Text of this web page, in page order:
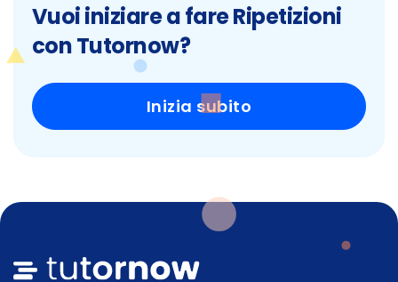
Vuoi iniziare a fare Ripetizioni
con Tutornow?
Inizia subito